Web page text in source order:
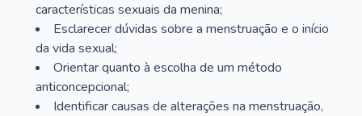
características sexuais da menina;
Esclarecer dúvidas sobre a menstruação e o início
da vida sexual;
Orientar quanto à escolha de um método
anticoncepcional;
Identificar causas de alterações na menstruação,